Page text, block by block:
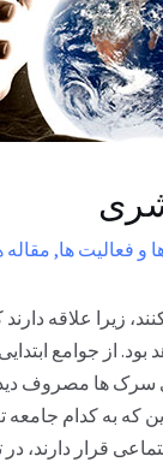
و فعالیت ها, مقاله
زیرا علاقه
از جوامع
سرک ها مصروف
به کدام جامعه
قرار دارند،